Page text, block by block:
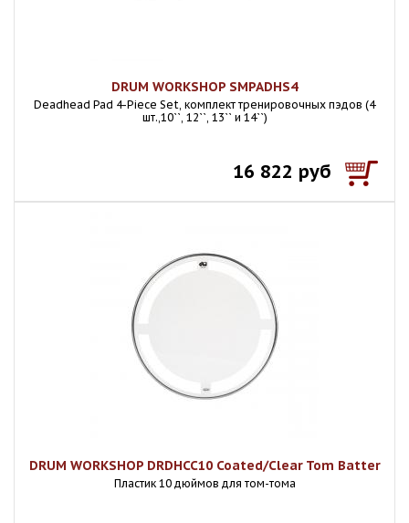
DRUM WORKSHOP SMPADHS4
Deadhead Pad 4-Piece Set, комплект тренировочных пэдов (4
шт.,10``, 12``, 13`` и 14``)
16 822 руб
DRUM WORKSHOP DRDHCC10 Coated/Clear Tom Batter
Пластик 10 дюймов для том-тома